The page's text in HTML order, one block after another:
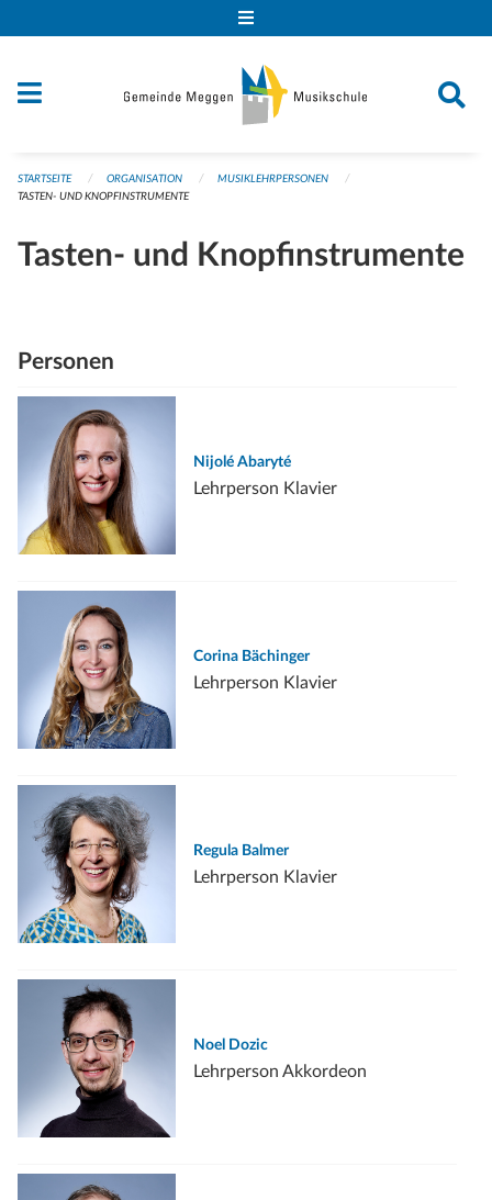
STARTSEITE ORGANISATION
MUSIKLEHRPERSONEN
TASTEN- UND KNOPFINSTRUMENTE
Tasten- und Knopfinstrumente
Personen
Nijolé Abaryté
Lehrperson Klavier
Corina Bächinger
Lehrperson Klavier
Regula Balmer
Lehrperson Klavier
Noel Dozic
Lehrperson Akkordeon